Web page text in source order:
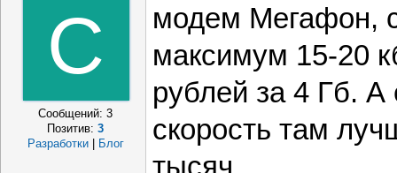
C
Сообщений:3
Позитив:3
Разработки
Блог
модем Мегафон,
максимум 15-20
рублей за 4 Гб. А
скорость там